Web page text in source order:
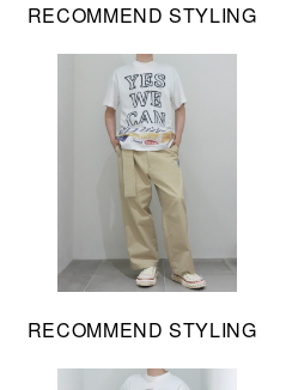
RECOMMEND STYLING
RECOMMEND STYLING